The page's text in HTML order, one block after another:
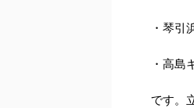
・琴引
・高島
です。